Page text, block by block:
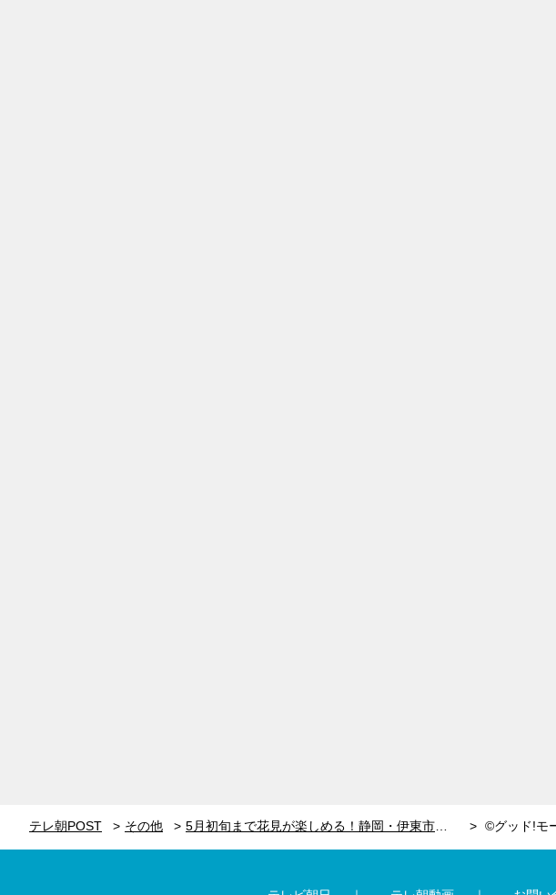
テレ朝POST その他 5月初旬まで花見が楽しめる！静岡・伊東市「さくらの里」 ©グッド!モ